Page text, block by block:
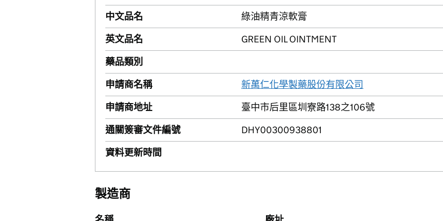
中文品名
綠油精青涼軟膏
英文品名
GREEN OIL OINTMENT
藥品類別
申請商名稱
新萬仁化學製藥股份有限公司
申請商地址
臺中市后里區圳寮路138之106號
通關簽審文件編號
DHY00300938801
資料更新時間
製造商